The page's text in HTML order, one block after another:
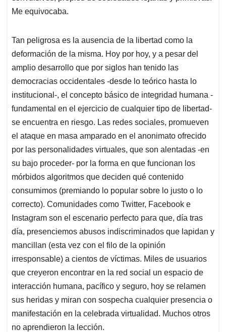
Me equivocaba.
Tan peligrosa es la ausencia de la libertad como la
deformación de la misma. Hoy por hoy, y a pesar del
amplio desarrollo que por siglos han tenido las
democracias occidentales -desde lo teórico hasta lo
institucional-, el concepto básico de integridad humana -
fundamental en el ejercicio de cualquier tipo de libertad-
se encuentra en riesgo. Las redes sociales, promueven
el ataque en masa amparado en el anonimato ofrecido
por las personalidades virtuales, que son alentadas -en
su bajo proceder- por la forma en que funcionan los
mórbidos algoritmos que deciden qué contenido
consumimos (premiando lo popular sobre lo justo o lo
correcto). Comunidades como Twitter, Facebook e
Instagram son el escenario perfecto para que, día tras
día, presenciemos abusos indiscriminados que lapidan y
mancillan (esta vez con el filo de la opinión
irresponsable) a cientos de víctimas. Miles de usuarios
que creyeron encontrar en la red social un espacio de
interacción humana, pacífico y seguro, hoy se relamen
sus heridas y miran con sospecha cualquier presencia o
manifestación en la celebrada virtualidad. Muchos otros
no aprendieron la lección.